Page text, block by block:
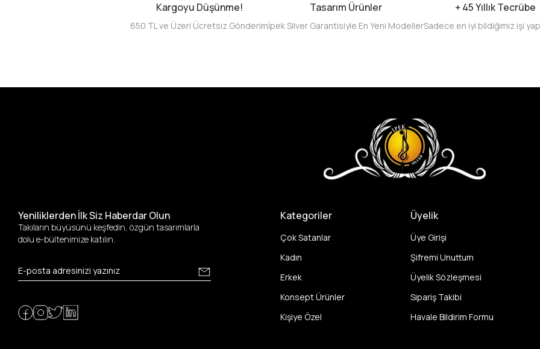
Kargoyu Düşünme!
650 TL ve Üzeri Ücretsiz Gönderim
Tasarım Ürünler
İpek Silver Garantisiyle En Yeni Modeller
+ 45 Yıllık Tecrübe
Sadece en iyi bildiğimiz işi
Yeniliklerden İlk Siz Haberdar Olun
Takıların büyüsünü keşfedin, özgün tasarımlarla
dolu e-bültenimize katılın.
Kategoriler
Çok Satanlar
Kadın
Erkek
Konsept Ürünler
Kişiye Özel
Üyelik
Üye Girişi
Şifremi Unuttum
Üyelik Sözleşmesi
Sipariş Takibi
Havale Bildirim Formu